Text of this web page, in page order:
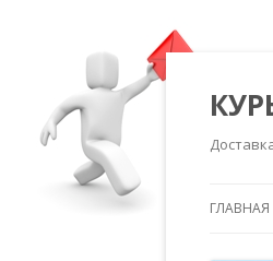
ГЛАВНАЯ